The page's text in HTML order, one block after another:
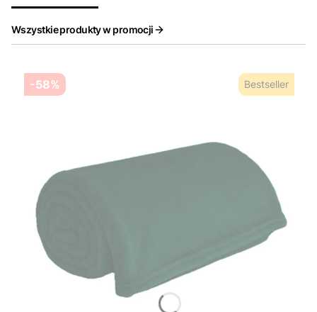
Wszystkie produkty w promocji
-58% Bestseller